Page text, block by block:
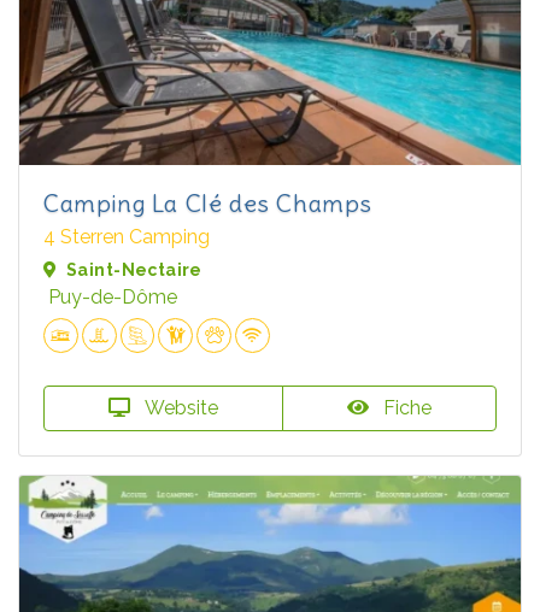
Camping La Clé des Champs
4 Sterren Camping
Saint-Nectaire
Puy-de-Dôme
Website Fiche